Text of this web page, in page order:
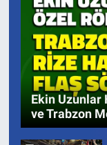
Ekin Uzunlar
ve Trabzon